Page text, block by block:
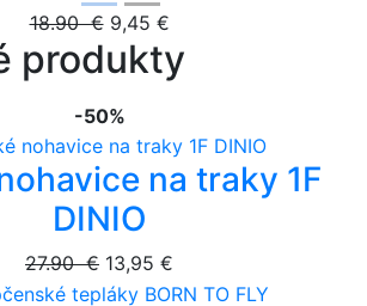
18.90 € 9,45 €
produkty
-50%
na traky 1F
DINIO
27.90 € 13,95 €